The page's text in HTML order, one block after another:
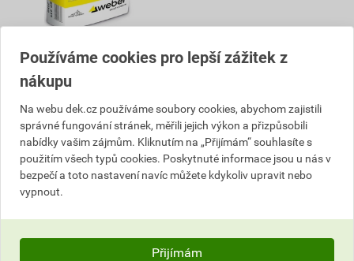
Potěr cementový weberbat
rapid 25 kg
12,66Kč
cena za kg s DPH
465,25 Kč
316,37Kč
cena za bal. s DPH
Vyberte si prodejnu
bal.
Používáme cookies pro lepší zážitek z
nákupu
Na webu dek.cz používáme soubory cookies, abychom zajistili
správné fungování stránek, měřili jejich výkon a přizpůsobili
nabídky vašim zájmům. Kliknutím na „Přijímám“ souhlasíte s
použitím všech typů cookies. Poskytnuté informace jsou u nás v
bezpečí a toto nastavení navíc můžete kdykoliv upravit nebo
vypnout.
Přijímám